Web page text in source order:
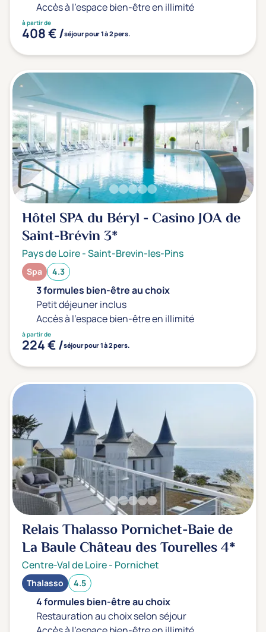
Accès à l'espace bien-être en illimité
à partir de
408 € /séjour pour 1 à 2 pers.
Hôtel SPA du Béryl - Casino JOA de
Saint-Brévin 3*
Pays de Loire-Saint-Brevin-les-Pins
Spa 4.3
3 formules bien-être au choix
Petit déjeuner inclus
Accès à l'espace bien-être en illimité
à partir de
224 € /séjour pour 1 à 2 pers.
Relais Thalasso Pornichet-Baie de
La Baule Château des Tourelles4*
Centre-Val de Loire- Pornichet
Thalasso 4.5
4 formules bien-être au choix
Restauration au choix selon séjour